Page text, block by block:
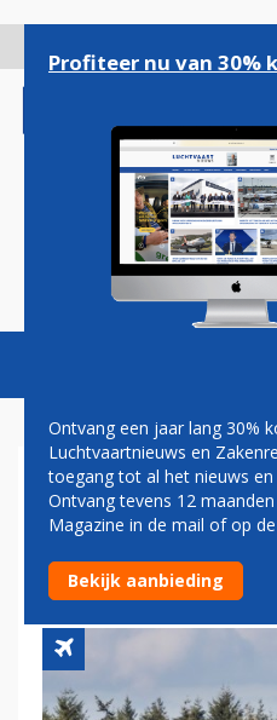
gaan
Magazine
KLM MET
NAAR
EDMONTON
Profiteer nu van 30%
Ontvang een jaar lang 30%
Luchtvaartnieuws en
toegang tot al het nieuws
Ontvang tevens 12
Magazine in de mail of op
Bekijk aanbieding